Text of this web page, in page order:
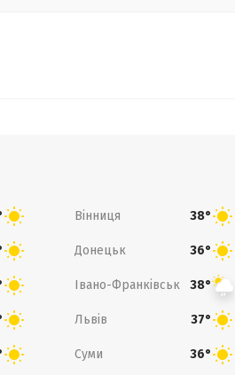
Вінниця 38°
Донецьк 36°
Івано-Франківськ 38°
Львів 37°
Суми 36°